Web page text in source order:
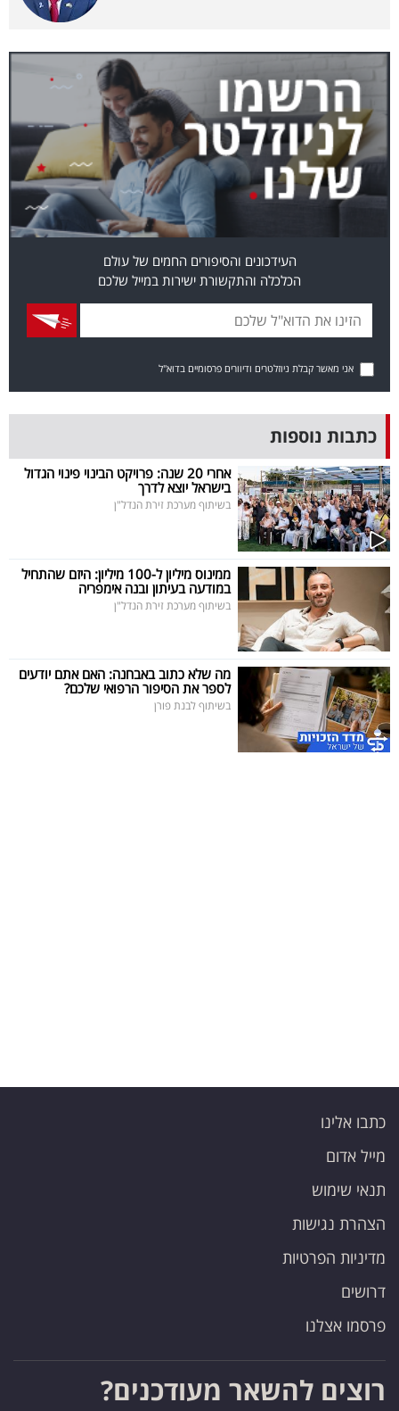
ניוזלטרים
מייל
אדום
אחרינו:
העידכונים והסיפורים החמים של עולם
הכלכלה והתקשורת ישירות במייל שלכם
אני מאשר קבלת ניוזלטרים ודיוורים פרסומיים בדוא"ל
כתבות נוספות
אחרי 20 שנה: פרויקט הבינוי פינוי הגדול
בישראל יוצא לדרך
בשיתוף מערכת זירת הנדל"ן
ממינוס מיליון ל-100 מיליון: היזם שהתחיל
במודעה בעיתון ובנה אימפריה
בשיתוף מערכת זירת הנדל"ן
מה שלא כתוב באבחנה: האם אתם יודעים
לספר את הסיפור הרפואי שלכם?
בשיתוף לבנת פורן
כתבו אלינו
מייל אדום
תנאי שימוש
הצהרת נגישות
מדיניות הפרטיות
דרושים
פרסמו אצלנו
רוצים להשאר מעודכנים?